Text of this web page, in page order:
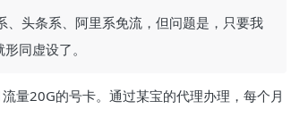
、头条系、阿里系免流，但问题是，只要我
同虚设了。
量20G的号卡。通过某宝的代理办理，每个月